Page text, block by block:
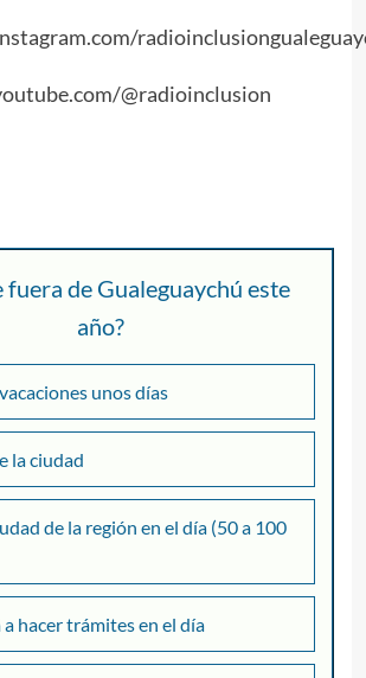
@radioinclusion
fuera de Gualeguaychú este
año?
unos días
la ciudad
de la región en el día (50 a 100
a hacer trámites en el día